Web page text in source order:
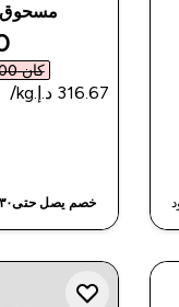
مسحوق
كان ‏63.00 د.إ.‏‎
خصم يصل حتى٣٠٪